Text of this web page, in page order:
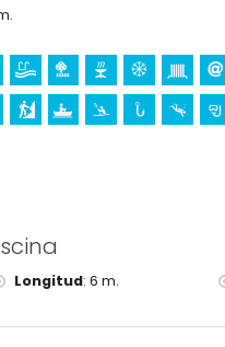
y Denia) (a menos de 5
Denia, Costa Blanca
(Portal de la Vila,
(Centro de
(a menos de 10
ciclismo, escalada,
y equitación (a menos de
Longitud:6 m.